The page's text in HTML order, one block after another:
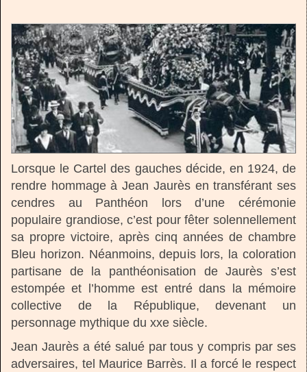
Lorsque le Cartel des gauches décide, en 1924, de
rendre hommage à Jean Jaurès en transférant ses
cendres au Panthéon lors d’une cérémonie
populaire grandiose, c’est pour fêter solennellement
sa propre victoire, après cinq années de chambre
Bleu horizon. Néanmoins, depuis lors, la coloration
partisane de la panthéonisation de Jaurès s’est
estompée et l’homme est entré dans la mémoire
collective de la République, devenant un
personnage mythique du xxe siècle.
Jean Jaurès a été salué par tous y compris par ses
adversaires, tel Maurice Barrès. Il a forcé le respect